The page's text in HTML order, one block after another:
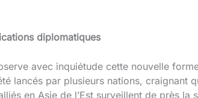
diplomatiques
avec inquiétude cette nouvelle
lancés par plusieurs nations, craignant
en Asie de l’Est surveillent de près